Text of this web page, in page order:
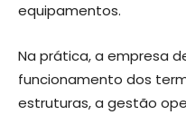
equipamentos.
Na prática, a empresa
funcionamento dos
estruturas, a gestão